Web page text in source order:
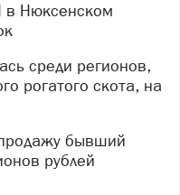
рогатого скота, на
рублей